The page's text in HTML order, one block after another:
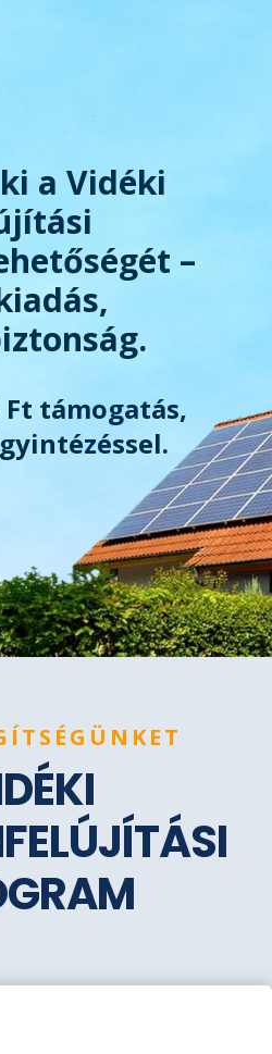
a Vidéki
–
támogatás,